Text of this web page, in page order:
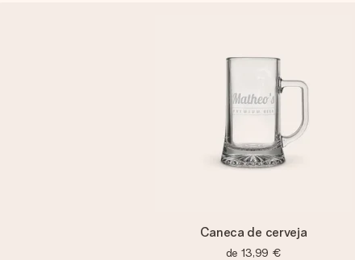
Caneca de cerveja
de 13,99 €